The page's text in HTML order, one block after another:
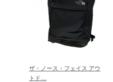
ザ・ノース・フェイス アウ
トド…